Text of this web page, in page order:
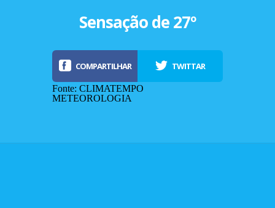
Sensação de 27º
COMPARTILHAR TWITTAR
Fonte: CLIMATEMPO
METEOROLOGIA